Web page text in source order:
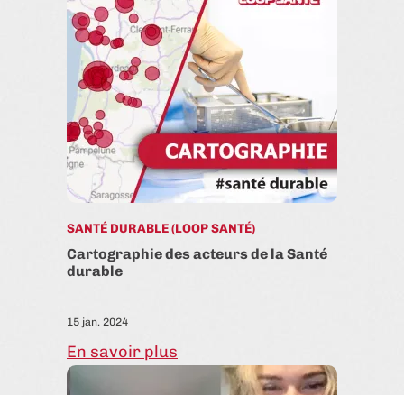
SANTÉ DURABLE (LOOP SANTÉ)
Cartographie des acteurs de la Santé
durable
15 jan. 2024
En savoir plus